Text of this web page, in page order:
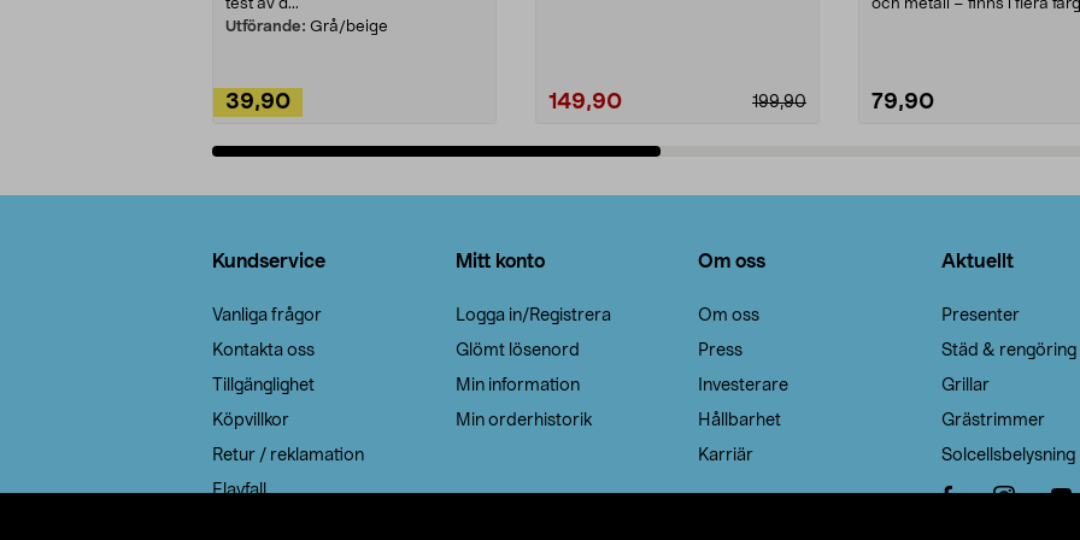
test av d...
Utförande: Grå/beige
39,90 199,90
149,90
och metall – finns i flera
79,90
Kundservice
Vanliga frågor
Kontakta oss
Tillgänglighet
Köpvillkor
Retur / reklamation
Elavfall
Mitt konto
Logga in/Registrera
Glömt lösenord
Min information
Min orderhistorik
Om oss
Om oss
Press
Investerare
Hållbarhet
Karriär
Aktuellt
Presenter
Städ & rengöring
Grillar
Grästrimmer
Solcellsbelysning